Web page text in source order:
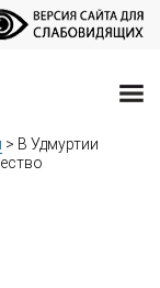
> В Удмуртии